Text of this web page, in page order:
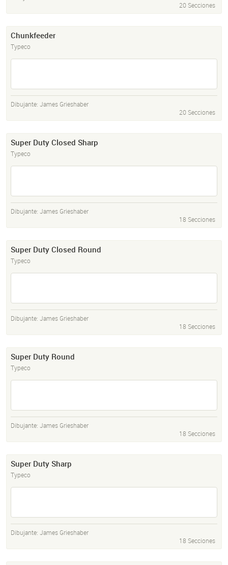
20 Secciones
Chunkfeeder
Typeco
Dibujante: James Grieshaber
20 Secciones
Super Duty Closed Sharp
Typeco
Dibujante: James Grieshaber
18 Secciones
Super Duty Closed Round
Typeco
Dibujante: James Grieshaber
18 Secciones
Super Duty Round
Typeco
Dibujante: James Grieshaber
18 Secciones
Super Duty Sharp
Typeco
Dibujante: James Grieshaber
18 Secciones